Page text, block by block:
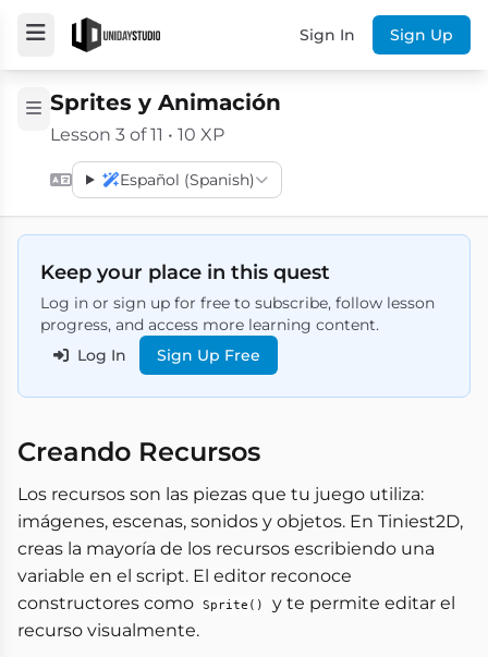
Sign In Sign Up
Sprites y Animación
Lesson 3 of 11 • 10 XP
Español (Spanish)
Keep your place in this quest
Log in or sign up for free to subscribe, follow lesson
progress, and access more learning content.
Log In
Sign Up Free
Creando Recursos
Los recursos son las piezas que tu juego utiliza:
imágenes, escenas, sonidos y objetos. En Tiniest2D,
creas la mayoría de los recursos escribiendo una
variable en el script. El editor reconoce
constructores como Sprite()
y te permite editar el
recurso visualmente.